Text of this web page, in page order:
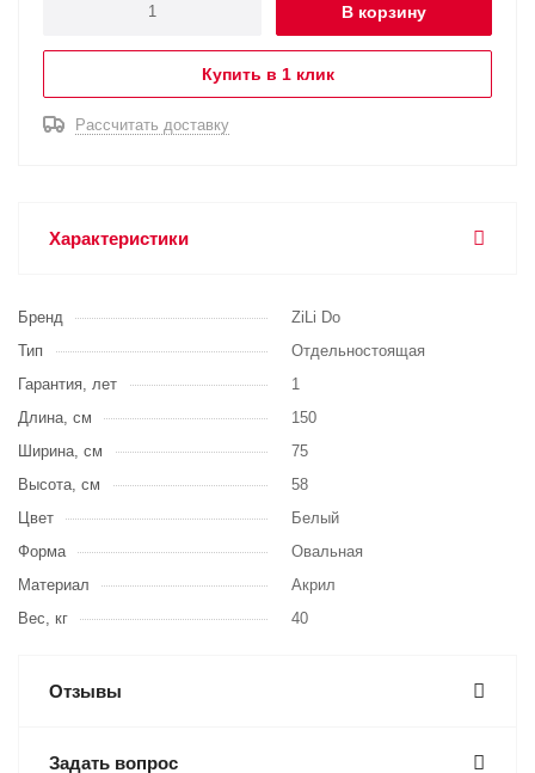
В корзину
Купить в 1 клик
Рассчитать доставку
Характеристики
Бренд
ZiLi Do
Тип
Отдельностоящая
Гарантия, лет
1
Длина, см
150
Ширина, см
75
Высота, см
58
Цвет
Белый
Форма
Овальная
Материал
Акрил
Вес, кг
40
Отзывы
Задать вопрос